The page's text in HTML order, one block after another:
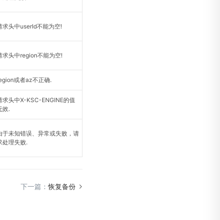
求头中userId不能为空!
求头中region不能为空!
或者az不正确.
求头中X-KSC-ENGINE的值
效.
于未知错误、异常或失败，请
处理失败.
下一篇：恢复备份